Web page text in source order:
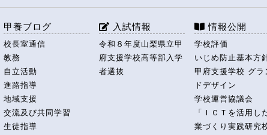
甲養ブログ
校長室通信
教務
自立活動
進路指導
地域支援
交流及び共同学習
生徒指導
入試情報
令和８年度山梨県立甲
府支援学校高等部入学
者選抜
情報公開
学校評価
いじめ防止基本方
甲府支援学校 グラ
ドデザイン
学校運営協議会
「ＩＣＴを活用し
業づくり実践研究